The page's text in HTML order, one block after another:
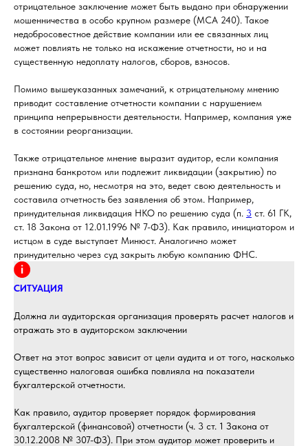
отрицательное заключение может быть выдано при обнаружении
мошенничества в особо крупном размере (МСА 240). Такое
недобросовестное действие компании или ее связанных лиц
может повлиять не только на искажение отчетности, но и на
существенную недоплату налогов, сборов, взносов.
Помимо вышеуказанных замечаний, к отрицательному мнению
приводит составление отчетности компании с нарушением
принципа непрерывности деятельности. Например, компания уже
в состоянии реорганизации.
Также отрицательное мнение выразит аудитор, если компания
признана банкротом или подлежит ликвидации (закрытию) по
решению суда, но, несмотря на это, ведет свою деятельность и
составила отчетность без заявления об этом. Например,
принудительная ликвидация НКО по решению суда (п. 3 ст. 61 ГК,
ст. 18 Закона от 12.01.1996 № 7-ФЗ). Как правило, инициатором и
истцом в суде выступает Минюст. Аналогично может
принудительно через суд закрыть любую компанию ФНС.
СИТУАЦИЯ
Должна ли аудиторская организация проверять расчет налогов и
отражать это в аудиторском заключении
Ответ на этот вопрос зависит от цели аудита и от того, насколько
существенно налоговая ошибка повлияла на показатели
бухгалтерской отчетности.
Как правило, аудитор проверяет порядок формирования
бухгалтерской (финансовой) отчетности (ч. 3 ст. 1 Закона от
30.12.2008 № 307-ФЗ). При этом аудитор может проверить и